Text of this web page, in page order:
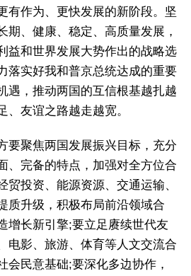
有作为、更快发展的新阶段。坚
期、健康、稳定、高质量发展，
益和世界发展大势作出的战略选
落实好我和普京总统达成的重要
遇，推动两国的互信根基越扎越
、友谊之路越走越宽。
要聚焦两国发展振兴目标，充分
、完备的特点，加强对全方位合
贸投资、能源资源、交通运输、
质升级，积极布局前沿领域合
增长新引擎;要立足赓续世代友
电影、旅游、体育等人文交流合
会民意基础;要深化多边协作，